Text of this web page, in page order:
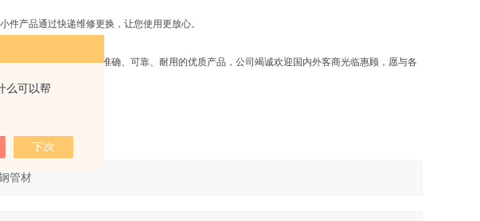
么可以帮
产品通过快递维修更换，让您使用更放心。
质的服务为用户提供准确、可靠、耐用的优质产品，公司竭诚欢迎国内外客商光临惠顾，愿与各